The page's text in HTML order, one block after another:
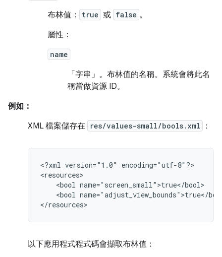
布林值： true 或 false 。
屬性：
name
「字串」。 布林值的名稱。系統會將此名
稱當做資源 ID。
例如：
XML 檔案儲存在 res/values-small/bools.xml ：
<?xml version="1.0"
encoding="utf-8"?>
<bool
<bool name="adjust_view_bounds">true</
</resources>
以下應用程式程式碼會擷取布林值：